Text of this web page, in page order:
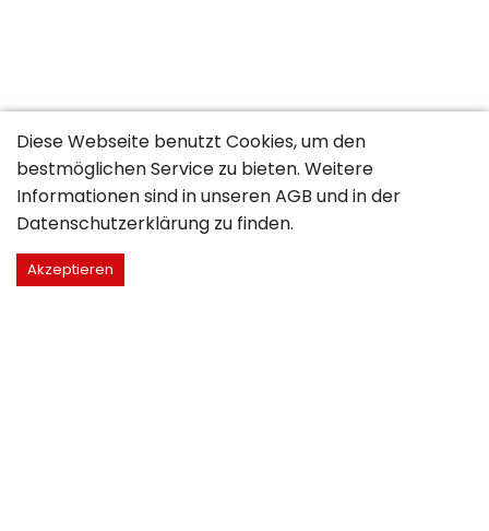
Diese Webseite benutzt Cookies, um den
bestmöglichen Service zu bieten. Weitere
Informationen sind in unserenAGB und in der
Datenschutzerklärung zu finden.
Akzeptieren